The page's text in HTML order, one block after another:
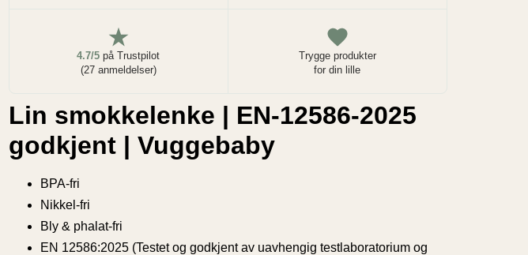
4.7/5 på Trustpilot
(27 anmeldelser)
Trygge produkter
for din lille
Lin smokkelenke | EN-12586-2025
godkjent | Vuggebaby
BPA-fri
Nikkel-fri
Bly & phalat-fri
EN 12586:2025 (Testet og godkjent av uavhengig testlaboratorium og